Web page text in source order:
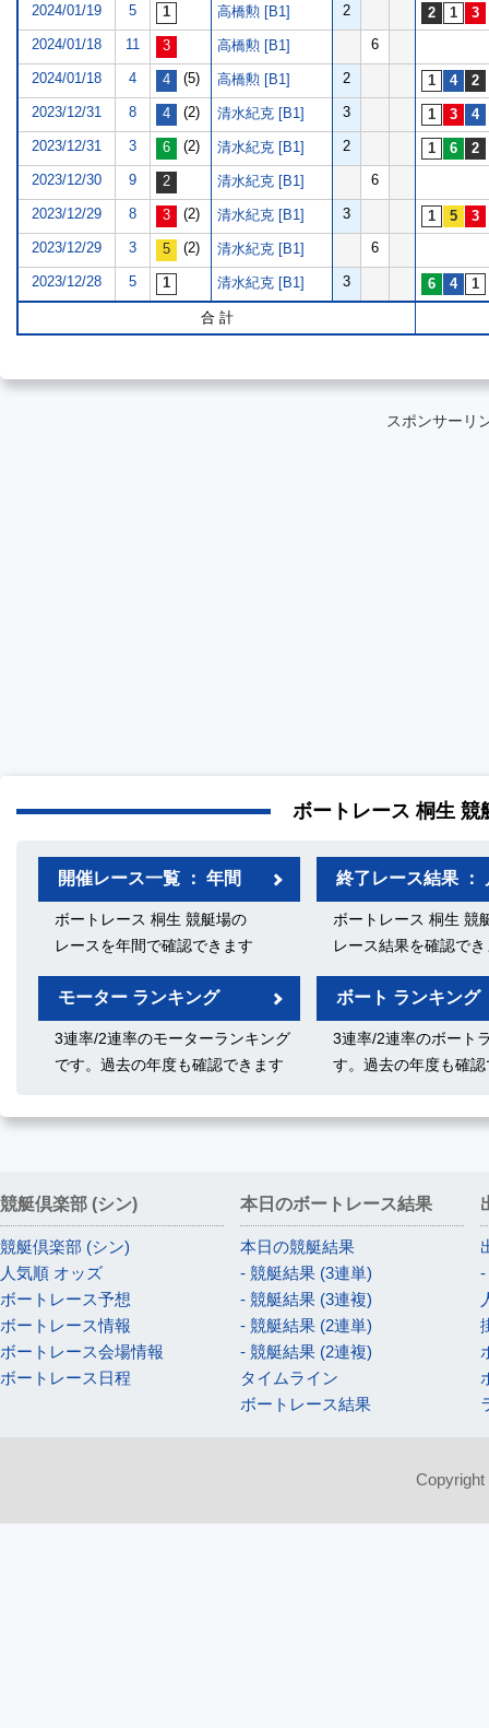
2024/01/19 5 高橋勲 [B1] 2
2024/01/18 11 高橋勲 [B1] 6
2024/01/18 4 (5) 高橋勲 [B1] 2
2023/12/31 8 (2) 清水紀克 [B1] 3
2023/12/31 3 (2) 清水紀克 [B1] 2
2023/12/30 9 清水紀克 [B1] 6
2023/12/29 8 (2) 清水紀克 [B1] 3
2023/12/29 3 (2) 清水紀克 [B1] 6
2023/12/28 5 清水紀克 [B1] 3
合 計
スポンサーリ
ボートレース 桐生 競
開催レース一覧 ： 年間
ボートレース 桐生 競艇場の
レースを年間で確認できます
終了レース結果 ：
ボートレース 桐生 競
レース結果を確認で
モーター ランキング
3連率/2連率のモーターランキング
です。過去の年度も確認できます
ボート ランキング
3連率/2連率のボート
す。過去の年度も確
競艇倶楽部 (シン)
競艇倶楽部 (シン)
人気順 オッズ
ボートレース予想
ボートレース情報
ボートレース会場情報
ボートレース日程
本日のボートレース結果
本日の競艇結果
- 競艇結果 (3連単)
- 競艇結果 (3連複)
- 競艇結果 (2連単)
- 競艇結果 (2連複)
タイムライン
ボートレース結果
-